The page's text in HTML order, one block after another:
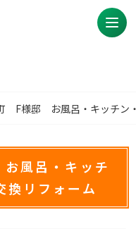
F様邸 お風呂・キッチン
風呂・キッチ
換リフォーム